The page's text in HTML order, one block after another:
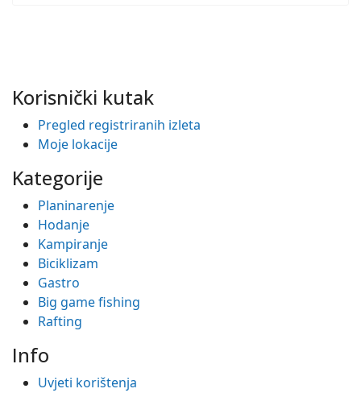
Korisnički kutak
Pregled registriranih izleta
Moje lokacije
Kategorije
Planinarenje
Hodanje
Kampiranje
Biciklizam
Gastro
Big game fishing
Rafting
Info
Uvjeti korištenja